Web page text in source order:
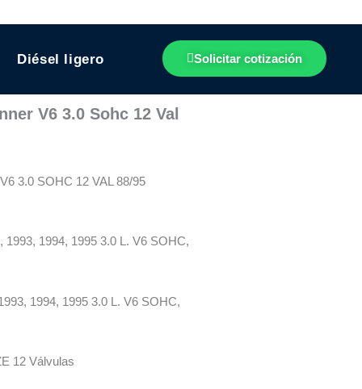
Diésel ligero Solicitar cotización
V6 3.0 Sohc 12 Val
3.0 SOHC 12 VAL 88/95
1993, 1994, 1995 3.0 L. V6 SOHC,
1994, 1995 3.0 L. V6 SOHC,
12 Válvulas